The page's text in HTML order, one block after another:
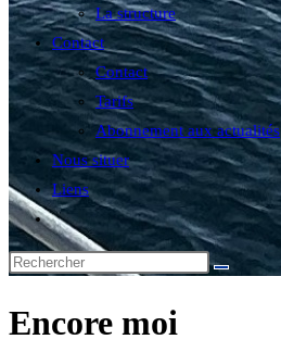
La structure
Contact
Contact
Tarifs
Abonnement aux actualités
Nous situer
Liens
Toggle
website
search
Encore moi